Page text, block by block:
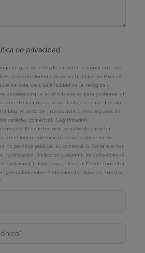
de privacidad
de que los datos de carácter personal que nos
el presente formulario serán tratados por Humus
de esta web. La finalidad de la recogida y
personales que le solicitamos es para gestionar el
en este formulario de contacto, así como el envío
blog, el aviso de nuevas actividades, algunas de
carácter comercial. Legitimación:
El no introducir los datos de carácter
en el formulario como necesarios podrá tener
no podamos publicar su comentario. Podrá ejercer
rectificación, limitación y suprimir los datos como se
adicional. Información adicional: Puede consultar
y detallada sobre Protección de Datos en nuestra
*